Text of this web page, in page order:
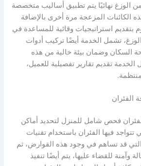
الوزغ نهائيًا يتم تطبيق أساليب متخصصة
الكائنات المزعجة مرة أخرى بالإضافة
بتقديم استراتيجيات وقائية للمساعدة في
الوزغ، تشمل الخدمة أيضًا تركيب أدوات
السكان وضمان بيئة خالية من هذه
الخدمة تقديم تقارير تفصيلية للعميل،
الفئران
فحص شامل للمنزل لتحديد أماكن
تتواجد فيها الفئران باستخدام تقنيات
قد تساهم في وجود هذه القوارض، ثم
وآمنة للقضاء عليها، يتم أيضًا تنفيذ